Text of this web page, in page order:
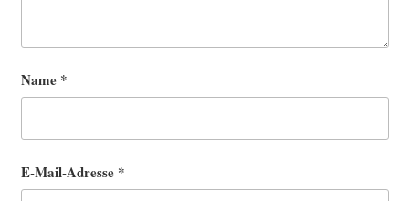
Name *
E-Mail-Adresse *